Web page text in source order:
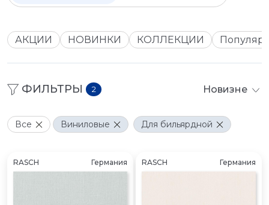
АКЦИИ НОВИНКИ КОЛЛЕКЦИИ
ФИЛЬТРЫ 2 Новизне
Все Виниловые Для бильярдной
RASCH Германия RASCH Германия